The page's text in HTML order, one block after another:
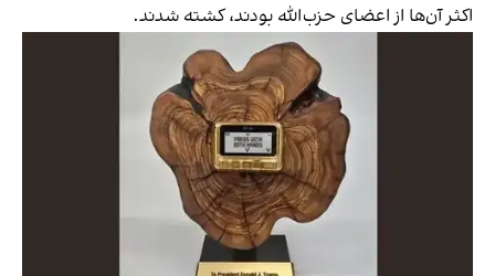
اکثر آن‌ها از اعضای حزب‌الله بودند، کشته شدند.